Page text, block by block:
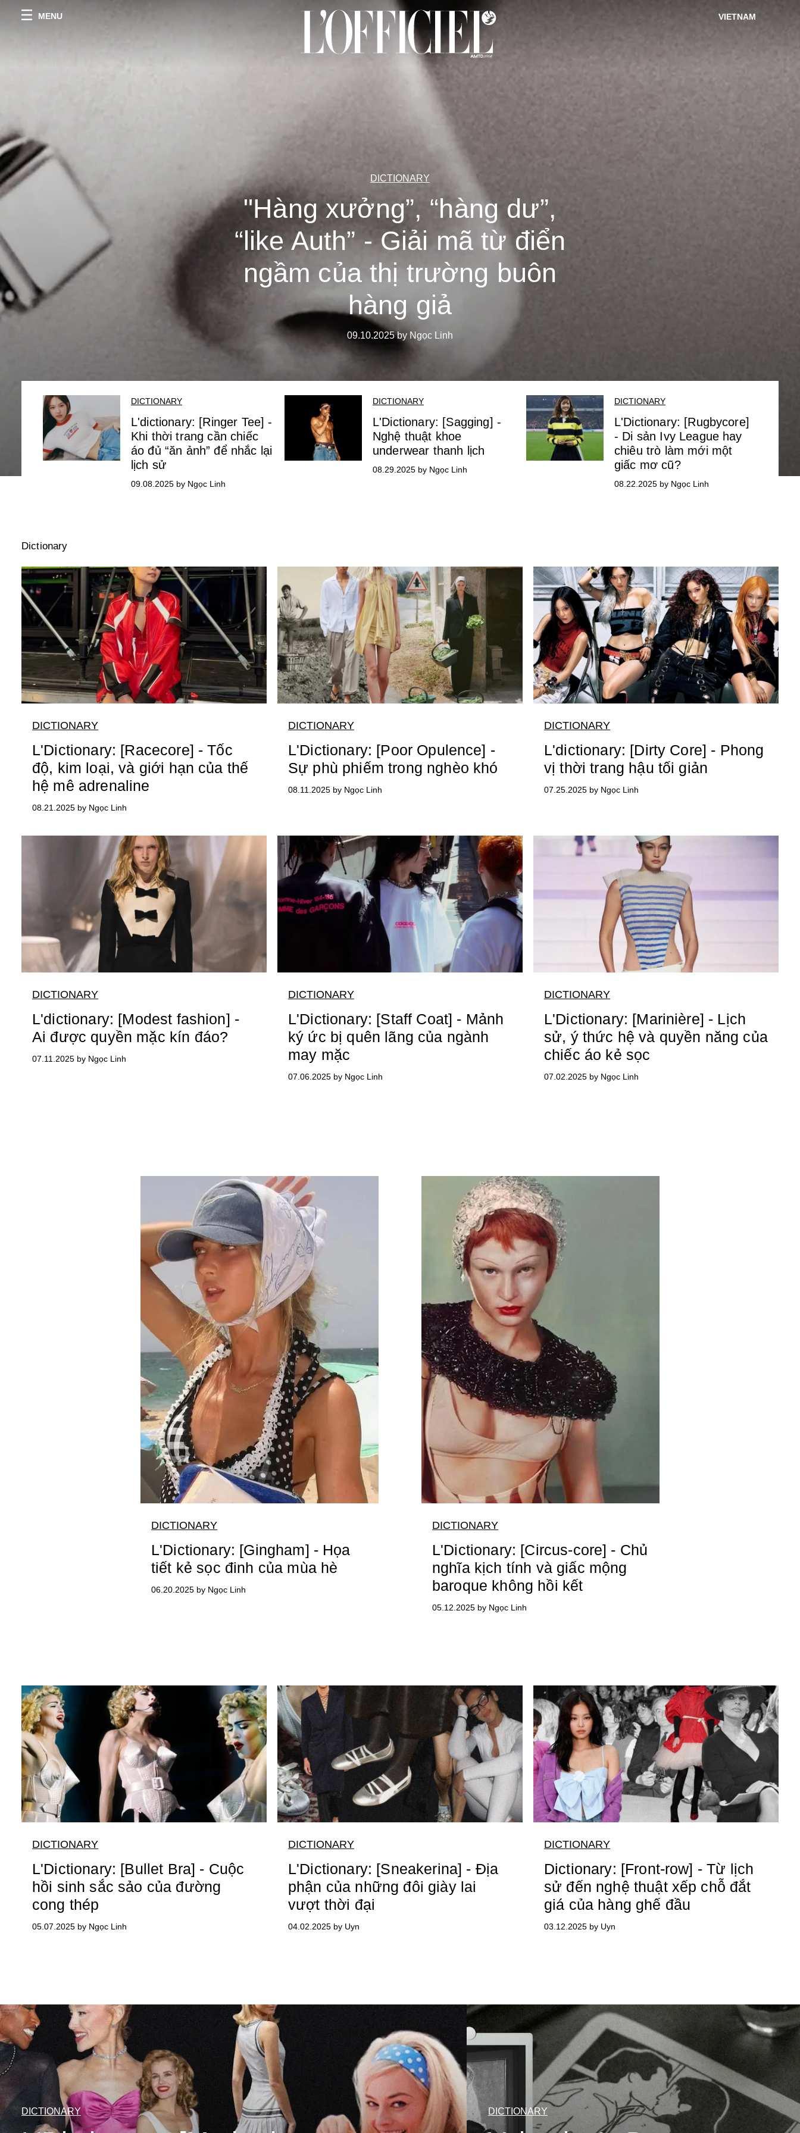
MENU VIETNAM
DICTIONARY
"Hàng xưởng”, “hàng dư”,
“like Auth” - Giải mã từ điển
ngầm của thị trường buôn
hàng giả
09.10.2025 by Ngọc Linh
DICTIONARY
L'dictionary: [Ringer Tee] -
Khi thời trang cần chiếc
áo đủ “ăn ảnh” để nhắc lại
lịch sử
09.08.2025 by Ngọc Linh
DICTIONARY
L'Dictionary: [Sagging] -
Nghệ thuật khoe
underwear thanh lịch
08.29.2025 by Ngọc Linh
DICTIONARY
L'Dictionary: [Rugbycore]
- Di sản Ivy League hay
chiêu trò làm mới một
giấc mơ cũ?
08.22.2025 by Ngọc Linh
Dictionary
DICTIONARY
L'Dictionary: [Racecore] - Tốc
độ, kim loại, và giới hạn của thế
hệ mê adrenaline
08.21.2025 by Ngọc Linh
DICTIONARY
L'Dictionary: [Poor Opulence] -
Sự phù phiếm trong nghèo khó
08.11.2025 by Ngọc Linh
DICTIONARY
L'dictionary: [Dirty Core] - Phong
vị thời trang hậu tối giản
07.25.2025 by Ngọc Linh
DICTIONARY
L'dictionary: [Modest fashion] -
Ai được quyền mặc kín đáo?
07.11.2025 by Ngọc Linh
DICTIONARY
L'Dictionary: [Staff Coat] - Mảnh
ký ức bị quên lãng của ngành
may mặc
07.06.2025 by Ngọc Linh
DICTIONARY
L'Dictionary: [Marinière] - Lịch
sử, ý thức hệ và quyền năng của
chiếc áo kẻ sọc
07.02.2025 by Ngọc Linh
DICTIONARY
L'Dictionary: [Gingham] - Họa
tiết kẻ sọc đinh của mùa hè
06.20.2025 by Ngọc Linh
DICTIONARY
L'Dictionary: [Circus-core] - Chủ
nghĩa kịch tính và giấc mộng
baroque không hồi kết
05.12.2025 by Ngọc Linh
DICTIONARY
L'Dictionary: [Bullet Bra] - Cuộc
hồi sinh sắc sảo của đường
cong thép
05.07.2025 by Ngọc Linh
DICTIONARY
L'Dictionary: [Sneakerina] - Địa
phận của những đôi giày lai
vượt thời đại
04.02.2025 by Uyn
DICTIONARY
Dictionary: [Front-row] - Từ lịch
sử đến nghệ thuật xếp chỗ đắt
giá của hàng ghế đầu
03.12.2025 by Uyn
DICTIONARY DICTIONARY